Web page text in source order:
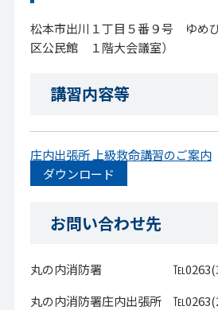
松本市出川１丁目５番９号 ゆめ
区公民館 １階大会議室）
講習内容等
庄内出張所 上級救命講習のご案内
ダウンロード
お問い合わせ先
丸の内消防署
丸の内消防署庄内出張所